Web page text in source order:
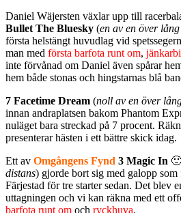
Daniel Wäjersten växlar upp till
Bullet The Bluesky (en av en över
första helstängt huvudlag vid
man med första barfota runt om,
inte förvånad om Daniel även spårar
hem både stonas och hingstarnas blå
7 Facetime Dream (noll av en över
innan andraplatsen bakom Phantom
nuläget bara streckad på 7 procent.
presenterar hästen i ett bättre skick idag.
Ett av Omgångens Fynd 3 Magic In
distans) gjorde bort sig med galopp
Färjestad för tre starter sedan. Det blev
uttagningen och vi kan räkna med ett
barfota runt om och ryckhuva.